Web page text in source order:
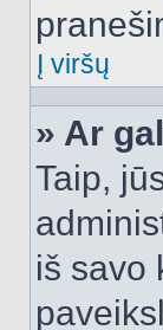
Į viršų
» Ar
Taip,
iš savo